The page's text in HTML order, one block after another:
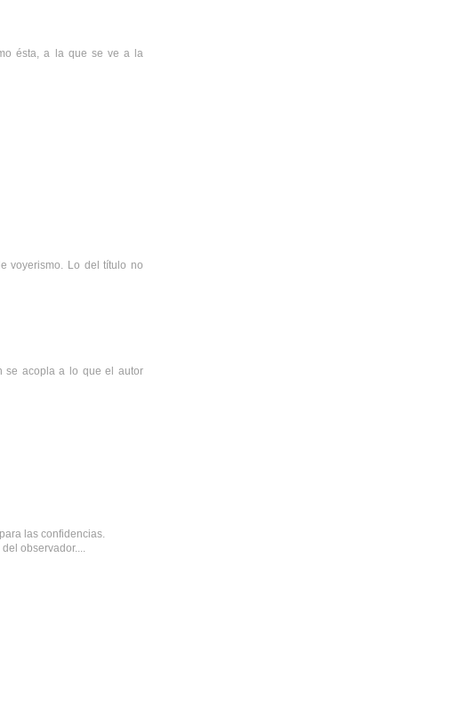
ésta, a la que se ve a la
voyerismo. Lo del título no
se acopla a lo que el autor
las confidencias.
observador....